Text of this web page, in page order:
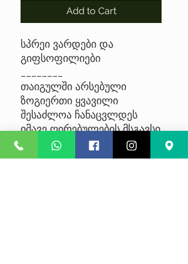
Add to Cart
სპრეი ვარდები და
გიფსოფილიები
თაიგულში არსებული
ზოგიერთი ყვავილი
შესაძლოა ჩანაცვლდეს
იმავე ღირებულების მსგავსი
ყვავილით, მარაგებიდან
გამომდინარე